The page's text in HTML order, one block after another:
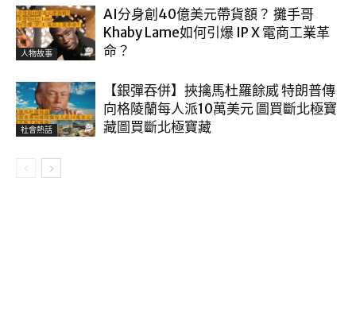
人物故事
AI分身創40億美元帶貨額？ 攤手哥
Khaby Lame如何引爆 IP X 電商工業革
命？
社會熱話
【銀彈吞併】挾擒馬杜羅餘威 特朗普傳
向格陵蘭每人派10萬美元 圖買斷北極寶
藏圖買斷北極寶藏